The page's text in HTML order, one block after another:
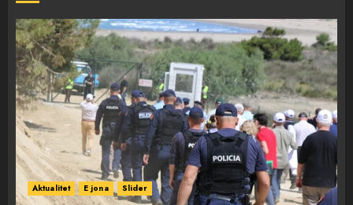
Aktualitet E jona Slider